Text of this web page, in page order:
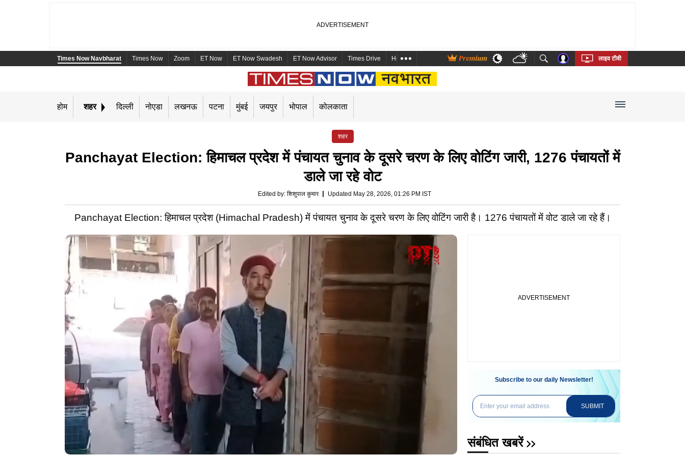
Times Now Navbharat Times Now Zoom ET Now ET Now Swadesh ET Now Advisor Times Drive Health and Me Marathi Bengali Telugu Tamil Kannada Malayalam
लाइव टीवी
होम शहर दिल्ली नोएडा लखनऊ पटना मुंबई जयपुर भोपाल कोलकाता
शहर
Panchayat Election: हिमाचल प्रदेश में पंचायत चुनाव के दूसरे चरण के लिए वोटिंग जारी, 1276 पंचायतों में
डाले जा रहे वोट
Edited by: शिशुपाल कुमार Updated May 28, 2026, 01:26 PM IST
Panchayat Election: हिमाचल प्रदेश (Himachal Pradesh) में पंचायत चुनाव के दूसरे चरण के लिए वोटिंग जारी है। 1276 पंचायतों में वोट डाले जा रहे हैं।
Subscribe to our daily Newsletter!
SUBMIT
संबंधित खबरें